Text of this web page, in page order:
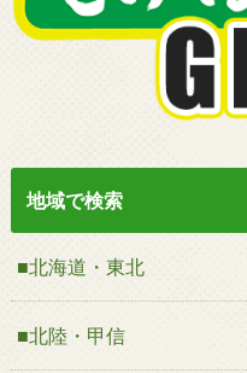
地域で検索
■北海道・東北
■北陸・甲信